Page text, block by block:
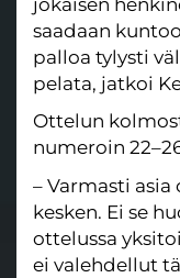
saadaan
palloa tylysti
pelata, jatkoi
Ottelun
numeroin
– Varmasti
kesken. Ei se
ottelussa
ei valehdellut